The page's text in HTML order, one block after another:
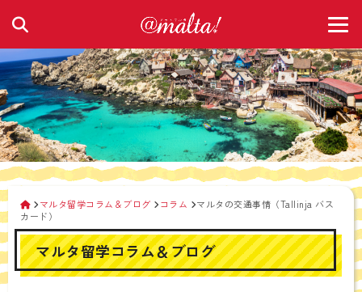
マルタ留学コラム＆ブログ コラム
マルタの交通事情（Tallinja バス
カード）
マルタ留学コラム＆ブログ